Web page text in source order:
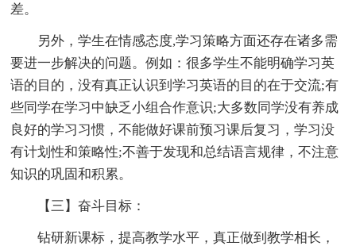
差。
另外，学生在情感态度,学习策略方面还存在诸多需
要进一步解决的问题。例如：很多学生不能明确学习英
语的目的，没有真正认识到学习英语的目的在于交流;有
些同学在学习中缺乏小组合作意识;大多数同学没有养成
良好的学习习惯，不能做好课前预习课后复习，学习没
有计划性和策略性;不善于发现和总结语言规律，不注意
知识的巩固和积累。
【三】奋斗目标：
钻研新课标，提高教学水平，真正做到教学相长，